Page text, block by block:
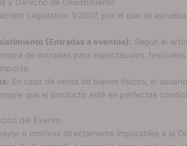
y Derecho de Desistimiento
Legislativo 1/2007, por el que se
(Entradas a eventos): Según el
de entradas para espectáculos,
En caso de venta de bienes físicos, el
que el producto esté en perfectas
del Evento
o motivos directamente imputables a la